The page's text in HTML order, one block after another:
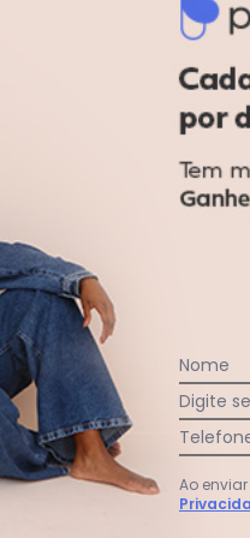
para passar, não
o menor tamanho
Nome
Digite
Ao